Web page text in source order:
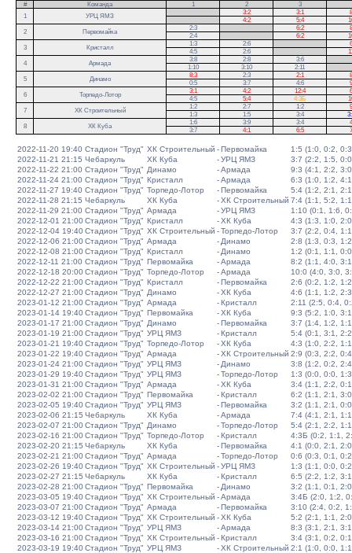
# Команда 1 2 3
1
УРЦ ЯМЗ
3:2 3:1
4:2 5:4
2
Первомайка
2:3 6:2
2:4
6:2
3
Кристалл
1:3 2:6
4:5
2:6
4
Армада
3:8 2:8 3:6
1:10
3:10 2:11
5
Динамо
8:3 2:3 2:1
0:5
3:7 4:6
6
Торпедо-Лотор
3:1 4:2 12:4
4:5
5:4 4:3Б
7
ХК Строительный
1:2 2:7 1:2
1:3
1:5 3:4
8
ХК Куба
1:6 3:9 3:4
3:7
4:1 6:5
2022-11-20 19:40 Стадион "Труд" ХК Строительный -Первомайка
1:5 (1:0, 0:2,
2022-11-21 21:15 Чебаркуль ХК Куба -УРЦ ЯМЗ
3:7 (2:2, 1:5,
2022-11-22 21:00 Стадион "Труд" Динамо -Армада
9:3 (4:1, 2:2,
2022-11-24 21:00 Стадион "Труд" Кристалл -Армада
6:3 (1:0, 1:2,
2022-11-27 19:40 Стадион "Труд" Торпедо-Лотор -Первомайка
5:4 (1:2, 2:1,
2022-11-28 21:15 Чебаркуль ХК Куба -ХК Строительный 7:4 (1:1, 5:2,
2022-11-29 21:00 Стадион "Труд" Армада -УРЦ ЯМЗ
1:10 (0:1, 1:6,
2022-12-01 21:00Стадион "Труд" Кристалл -ХК Куба
4:3 (1:3, 1:0,
2022-12-04 19:40Стадион "Труд" ХК Строительный -Торпедо-Лотор
3:7 (2:2, 0:4,
2022-12-06 21:00Стадион "Труд" Армада - Динамо
2:8 (1:3, 0:3,
2022-12-08 21:00Стадион "Труд" Кристалл - Динамо
1:2 (0:1, 1:1,
2022-12-11 21:00 Стадион "Труд" Первомайка -Армада
8:2 (1:1, 4:0,
2022-12-18 20:00Стадион "Труд" Торпедо-Лотор -Армада
10:0 (4:0, 3:0,
2022-12-22 21:00Стадион "Труд" Кристалл -Первомайка
2:6 (0:2, 1:2,
2022-12-27 21:00Стадион "Труд" Динамо -ХК Куба
4:6 (1:1, 1:2,
2023-01-12 21:00Стадион "Труд" Армада -Кристалл
2:11 (2:5, 0:4,
2023-01-14 19:40Стадион "Труд" Первомайка -ХК Куба
9:3 (5:2, 1:0,
2023-01-17 21:00Стадион "Труд" Динамо -Первомайка
3:7 (1:4, 1:2,
2023-01-19 21:00Стадион "Труд" УРЦ ЯМЗ -Кристалл
5:4 (0:1, 3:1,
2023-01-21 19:40Стадион "Труд" Торпедо-Лотор -ХК Куба
4:3 (1:0, 2:2,
2023-01-22 19:40Стадион "Труд" Армада -ХК Строительный 2:9 (0:3, 2:2,
2023-01-24 21:00Стадион "Труд" УРЦ ЯМЗ - Динамо
3:8 (1:2, 0:2,
2023-01-29 19:40Стадион "Труд" УРЦ ЯМЗ -Торпедо-Лотор
1:3 (0:0, 0:0,
2023-01-31 21:00Стадион "Труд" Армада -ХК Куба
3:4 (1:1, 2:2,
2023-02-02 21:00Стадион "Труд" Первомайка -Кристалл
6:2 (1:1, 2:1,
2023-02-05 19:40Стадион "Труд" УРЦ ЯМЗ -Первомайка
3:2 (1:1, 2:1,
2023-02-06 21:15 Чебаркуль ХК Куба -Армада
7:4 (4:1, 2:1,
2023-02-07 21:00Стадион "Труд" Динамо -Торпедо-Лотор
5:4 (2:1, 2:2,
2023-02-16 21:00Стадион "Труд" Торпедо-Лотор -Кристалл
4:3Б (0:2, 1:1,
2023-02-20 21:15 Чебаркуль ХК Куба -Первомайка
4:1 (0:0, 2:1,
2023-02-21 21:00Стадион "Труд" Армада -Торпедо-Лотор
0:6 (0:3, 0:1,
2023-02-26 19:40Стадион "Труд" ХК Строительный -УРЦ ЯМЗ
1:3 (1:1, 0:0,
2023-02-27 21:15 Чебаркуль ХК Куба -Кристалл
6:5 (2:2, 1:2,
2023-02-28 21:00Стадион "Труд" Первомайка - Динамо
3:2 (1:1, 0:1,
2023-03-05 19:40Стадион "Труд" ХК Строительный -Армада
3:4Б (2:0, 1:2,
2023-03-07 21:00Стадион "Труд" Армада -Первомайка
3:10 (2:4, 0:2,
2023-03-12 19:40Стадион "Труд" ХК Строительный -ХК Куба
5:2 (2:1, 1:1,
2023-03-14 21:00Стадион "Труд" УРЦ ЯМЗ -Армада
8:3 (3:1, 2:1,
2023-03-16 21:00Стадион "Труд" ХК Строительный -Кристалл
3:4 (3:1, 0:2,
2023-03-19 19:40Стадион "Труд" УРЦ ЯМЗ -ХК Строительный 2:1 (1:0, 0:0,